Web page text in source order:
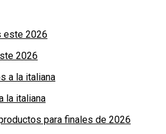
2026
la italiana